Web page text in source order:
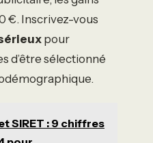
€. Inscrivez-vous
pour
d’être sélectionné
SIRET : 9 chiffres